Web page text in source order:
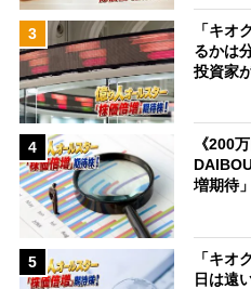
3
「キオ
るかは
投資家
4
《200
増期待
5
「キオ
日は遠